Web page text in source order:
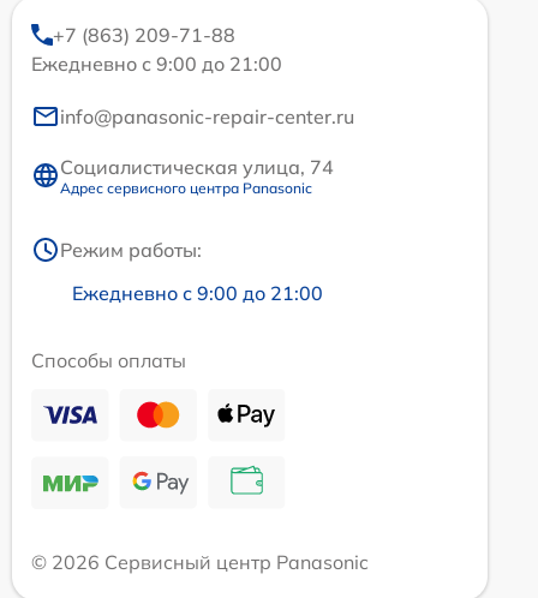
+7 (863) 209-71-88
Ежедневно с 9:00 до 21:00
info@panasonic-repair-center.ru
Социалистическая улица, 74
Адрес сервисного центра Panasonic
Режим работы:
Ежедневно с 9:00 до 21:00
Способы оплаты
© 2026 Сервисный центр Panasonic